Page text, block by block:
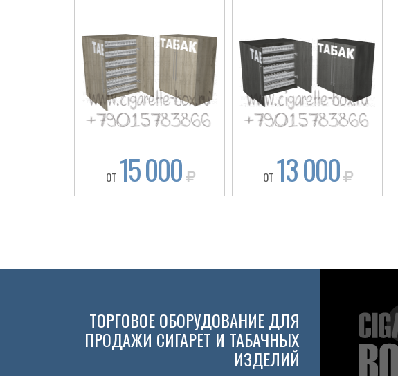
Cigarette Box
ОТ 15 000 ОТ 13 000
ТОРГОВОЕ ОБОРУДОВАНИЕ ДЛЯ
ПРОДАЖИ СИГАРЕТ И ТАБАЧНЫХ
ИЗДЕЛИЙ